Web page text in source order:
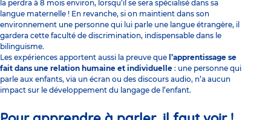
la perdra à 8 mois environ, lorsqu’il se sera spécialisé dans sa
langue maternelle ! En revanche, si on maintient dans son
environnement une personne qui lui parle une langue étrangère, il
gardera cette faculté de discrimination, indispensable dans le
bilinguisme.
Les expériences apportent aussi la preuve que l’apprentissage se
fait dans une relation humaine et individuelle : une personne qui
parle aux enfants, via un écran ou des discours audio, n’a aucun
impact sur le développement du langage de l’enfant.